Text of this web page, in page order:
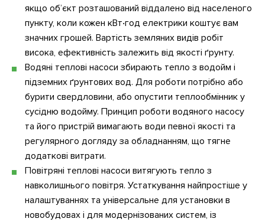
якщо об’єкт розташований віддалено від населеного
пункту, коли кожен кВт‧год електрики коштує вам
значних грошей. Вартість земляних видів робіт
висока, ефективність залежить від якості ґрунту.
Водяні теплові насоси збирають тепло з водойм і
підземних ґрунтових вод. Для роботи потрібно або
бурити свердловини, або опустити теплообмінник у
сусідню водойму. Принцип роботи водяного насосу
та його пристрій вимагають води певної якості та
регулярного догляду за обладнанням, що тягне
додаткові витрати.
Повітряні теплові насоси витягують тепло з
навколишнього повітря. Устаткування найпростіше у
налаштуваннях та універсальне для установки в
новобудовах і для модернізованих систем, із